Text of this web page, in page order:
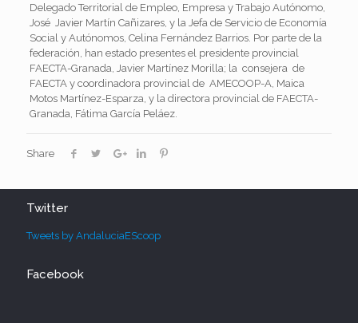
Delegado Territorial de Empleo, Empresa y Trabajo Autónomo,
José Javier Martín Cañizares, y la Jefa de Servicio de Economía
Social y Autónomos, Celina Fernández Barrios. Por parte de la
federación, han estado presentes el presidente provincial
FAECTA-Granada, Javier Martínez Morilla; la consejera de
FAECTA y coordinadora provincial de AMECOOP-A, Maica
Motos Martínez-Esparza, y la directora provincial de FAECTA-
Granada, Fátima García Peláez.
Share
Twitter
Tweets by AndaluciaEScoop
Facebook